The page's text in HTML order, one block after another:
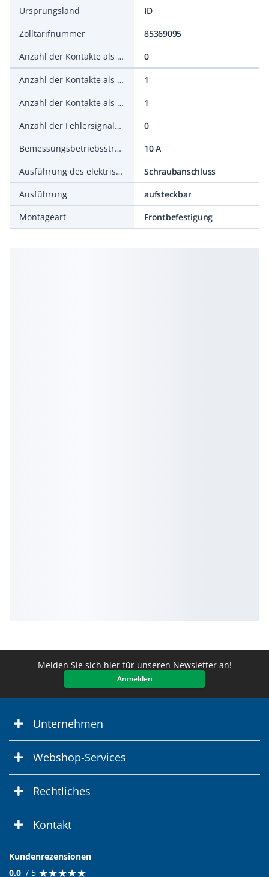
Ursprungsland
ID
Zolltarifnummer
85369095
Anzahl der Kontakte als Wechsler
0
Anzahl der Kontakte als Schließer
1
Anzahl der Kontakte als Öffner
1
Anzahl der Fehlersignalschalter
0
Bemessungsbetriebsstrom Ie bei AC-15, 230 V
10 A
Ausführung des elektrischen Anschlusses
Schraubanschluss
Ausführung
aufsteckbar
Montageart
Frontbefestigung
Melden Sie sich hier für unseren Newsletter an!
Anmelden
Unternehmen
Webshop-Services
Rechtliches
Kontakt
Kundenrezensionen
0.0 / 5 ★★★★★
★★★★★